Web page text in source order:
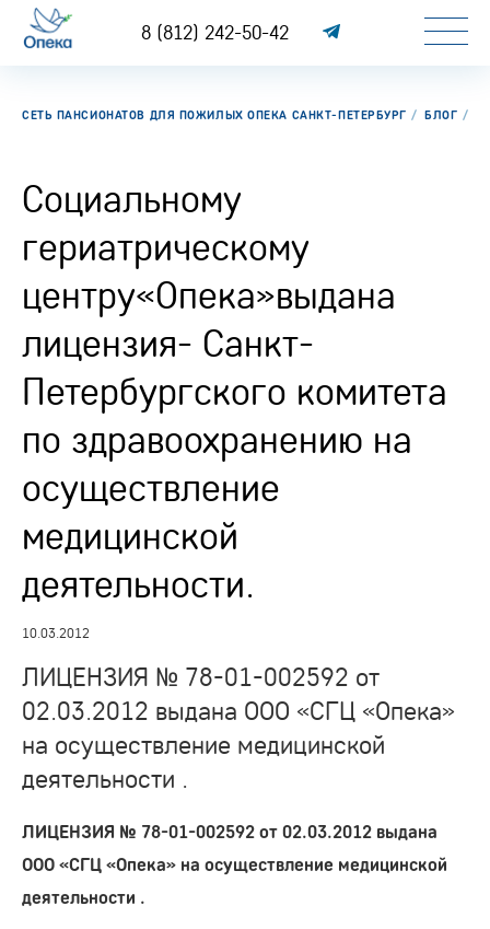
8 (812) 242-50-42
СЕТЬ ПАНСИОНАТОВ ДЛЯ ПОЖИЛЫХ ОПЕКА САНКТ-ПЕТЕРБУРГ БЛОГ
Социальному
гериатрическому
центру«Опека»выдана
лицензия- Санкт-
Петербургского комитета
по здравоохранению на
осуществление
медицинской
деятельности.
10.03.2012
ЛИЦЕНЗИЯ № 78-01-002592 от
02.03.2012 выдана ООО «СГЦ «Опека»
на осуществление медицинской
деятельности .
ЛИЦЕНЗИЯ № 78-01-002592 от 02.03.2012 выдана
ООО «СГЦ «Опека» на осуществление медицинской
деятельности .